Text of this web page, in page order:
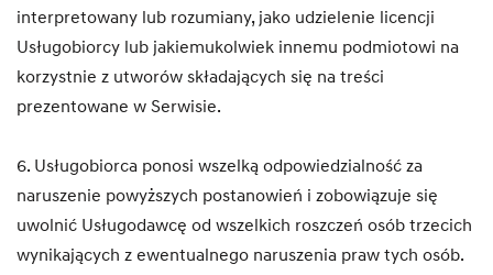
interpretowany lub rozumiany, jako udzielenie licencji
Usługobiorcy lub jakiemukolwiek innemu podmiotowi na
korzystnie z utworów składających się na treści
prezentowane w Serwisie.
6. Usługobiorca ponosi wszelką odpowiedzialność za
naruszenie powyższych postanowień i zobowiązuje się
uwolnić Usługodawcę od wszelkich roszczeń osób trzecich
wynikających z ewentualnego naruszenia praw tych osób.